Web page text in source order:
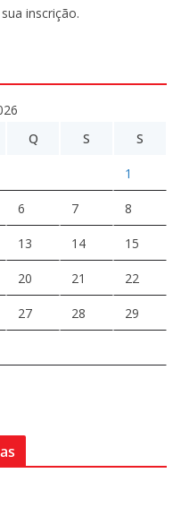
inscrição.
Q S S
1
6 7 8
13 14 15
20 21 22
27 28 29